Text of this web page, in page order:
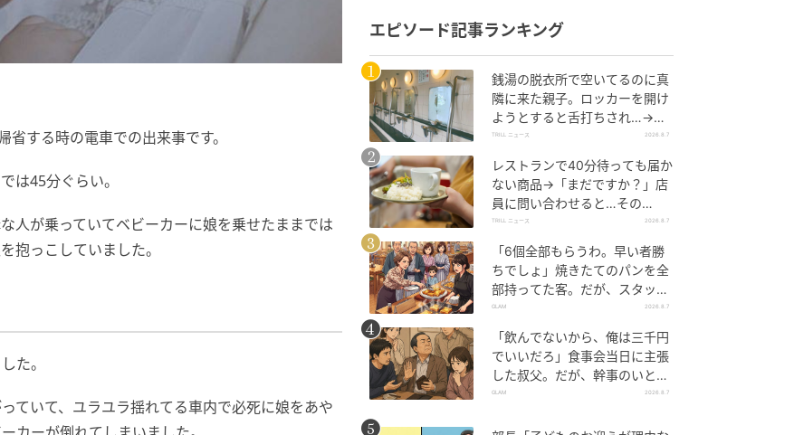
する時の電車での出来事です。
は45分ぐらい。
人が乗っていてベビーカーに娘を乗せたままでは
抱っこしていました。
た。
ていて、ユラユラ揺れてる車内で必死に娘をあや
エピソード記事ランキング
銭湯の脱衣所で空いてるのに真
隣に来た親子。ロッカーを開け
ようとすると舌打ちされ…→直
後、娘の放った“純粋な一言”に
TRILL ニュース 2026.8.7
レストランで40分待っても届か
ない商品→「まだですか？」店
員に問い合わせると…その
後、“理不尽な対応”に「二度と
TRILL ニュース 2026.8.7
「6個全部もらうわ。早い者勝
ちでしょ」焼きたてのパンを全
部持ってた客。だが、スタッフ
の一言で状況が一変
GLAM 2026.8.7
「飲んでないから、俺は三千円
でいいだろ」食事会当日に主張
した叔父。だが、幹事のいとこ
が告げた一言とは
GLAM 2026.8.7